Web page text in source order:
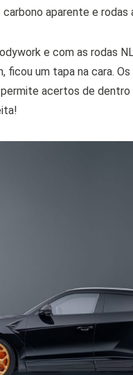
aparente e rodas
e com as rodas
ficou um tapa na cara.
acertos de dentro